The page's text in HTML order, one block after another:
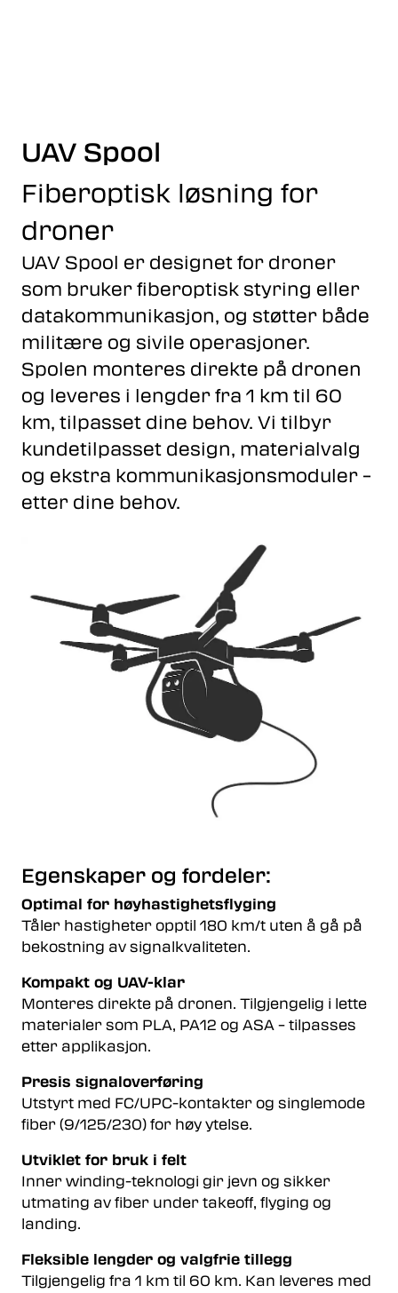
UAV Spool
Fiberoptisk løsning for
droner
UAV Spool er designet for droner
som bruker fiberoptisk styring eller
datakommunikasjon, og støtter både
militære og sivile operasjoner.
Spolen monteres direkte på dronen
og leveres i lengder fra 1 km til 60
km, tilpasset dine behov. Vi tilbyr
kundetilpasset design, materialvalg
og ekstra kommunikasjonsmoduler –
etter dine behov.
Egenskaper og fordeler:
Optimal for høyhastighetsflyging
Tåler hastigheter opptil 180 km/t uten å gå på
bekostning av signalkvaliteten.
Kompakt og UAV-klar
Monteres direkte på dronen. Tilgjengelig i lette
materialer som PLA, PA12 og ASA – tilpasses
etter applikasjon.
Presis signaloverføring
Utstyrt med FC/UPC-kontakter og singlemode
fiber (9/125/230) for høy ytelse.
Utviklet for bruk i felt
Inner winding-teknologi gir jevn og sikker
utmating av fiber under takeoff, flyging og
landing.
Fleksible lengder og valgfrie tillegg
Tilgjengelig fra 1 km til 60 km. Kan leveres med
Industrielle produkter
Outlet
Kunnskapssenter
Nyheter
Om oss